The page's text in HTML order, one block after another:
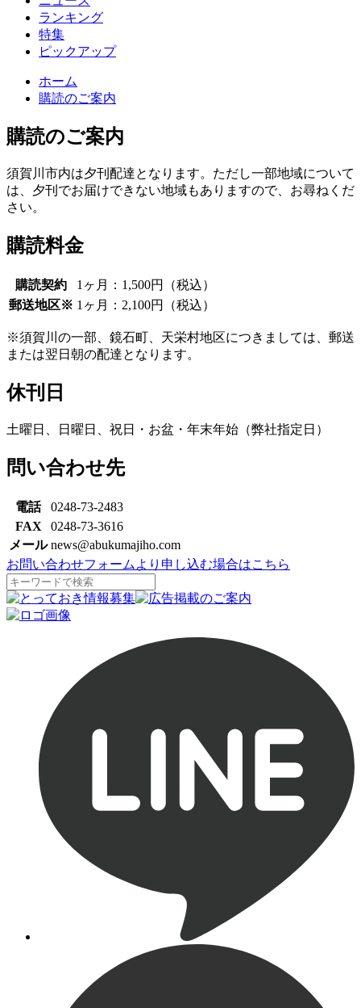
ランキング
特集
ピックアップ
ホーム
購読のご案内
購読のご案内
須賀川市内は夕刊配達となります。ただし一部地域について
は、夕刊でお届けできない地域もありますので、お尋ねくだ
さい。
購読料金
購読契約
1ヶ月：1,500円（税込）
郵送地区※ 1ヶ月：2,100円（税込）
※須賀川の一部、鏡石町、天栄村地区につきましては、郵送
または翌日朝の配達となります。
休刊日
土曜日、日曜日、祝日・お盆・年末年始（弊社指定日）
問い合わせ先
電話
0248-73-2483
FAX
0248-73-3616
メール news@abukumajiho.com
お問い合わせフォームより申し込む場合はこちら